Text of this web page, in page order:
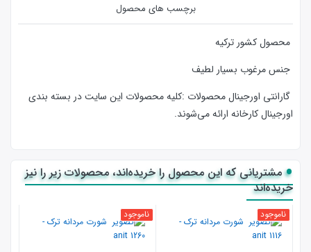
برچسب های محصول
محصول کشور ترکیه
جنس مرغوب بسیار لطیف
گارانتی اورجینال محصولات :كليه محصولات این سایت در بسته بندی
اورجینال کارخانه ارائه‌‌ می‌شوند.
مشتریانی که این محصول را خریده‌اند، محصولات زیر را نیز
خریده‌اند
ناموجود ناموجود